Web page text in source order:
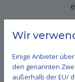
über unseren
Wir
Einige Anbieter
den genannten
außerhalb der EU/